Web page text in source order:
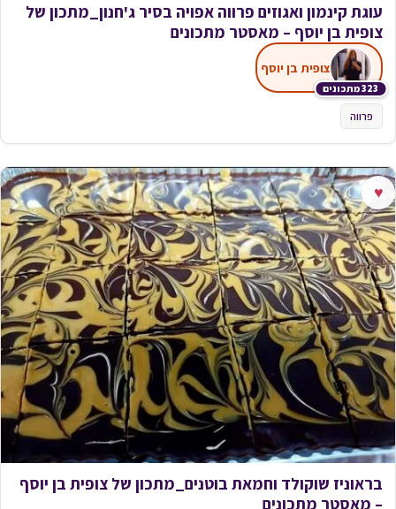
עוגת קינמון ואגוזים פרווה אפויה בסיר ג'חנון_מתכון של
צופית בן יוסף – מאסטר מתכונים
323 מתכונים
צופית בן יוסף
פרווה
♥
בראוניז שוקולד וחמאת בוטנים_מתכון של צופית בן יוסף
– מאסטר מתכונים